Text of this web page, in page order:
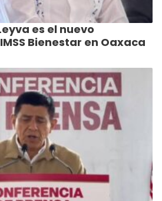
es el nuevo
Bienestar en Oaxaca